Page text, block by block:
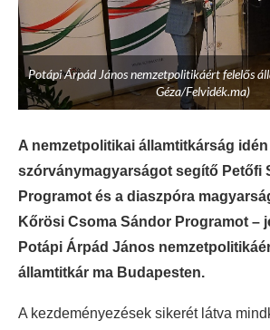
Potápi Árpád János nemzetpolitikáért felelős
Géza/Felvidék.ma)
A nemzetpolitikai államtitkárság
szórványmagyarságot segítő Petőfi
Programot és a diaszpóra
Kőrösi Csoma Sándor Programot –
Potápi Árpád János
államtitkár ma Budapesten.
A kezdeményezések sikerét látva